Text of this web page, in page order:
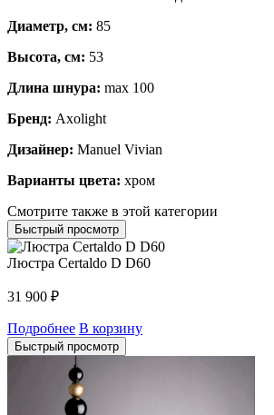
Диаметр, см: 85
Высота, см: 53
Длина шнура: max 100
Бренд: Axolight
Дизайнер: Manuel Vivian
Варианты цвета: хром
Смотрите также в этой категории
Быстрый просмотр
Люстра Certaldo D D60
31 900 ₽
Подробнее В корзину
Быстрый просмотр